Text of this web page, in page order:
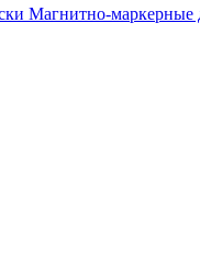
Магнитно-маркерные